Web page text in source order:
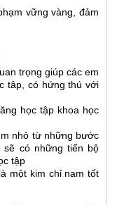
vững vàng, đảm
trọng giúp các em
tâp, có hứng thú với
học tập khoa học
nhỏ từ những bước
có những tiến bộ
tập
một kim chỉ nam tốt